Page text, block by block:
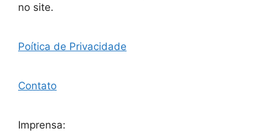
no site.
Poítica de Privacidade
Contato
Imprensa: